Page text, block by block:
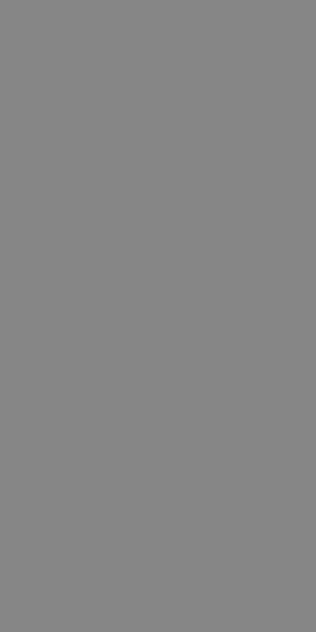
hjemmesideudbyderen
opdatere en unik værdi
for Youtube-
på andre websteder.
videoer.